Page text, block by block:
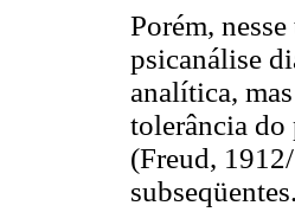
Porém,
psicanálise
analítica,
tolerância do
(Freud,
subseqüentes.